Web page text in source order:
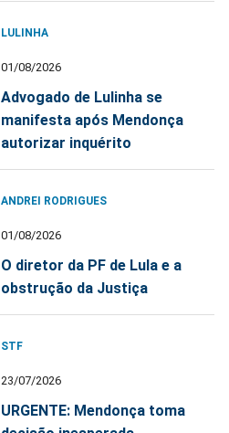
LULINHA
01/08/2026
Advogado de Lulinha se
manifesta após Mendonça
autorizar inquérito
ANDREI RODRIGUES
01/08/2026
O diretor da PF de Lula e a
obstrução da Justiça
STF
23/07/2026
URGENTE: Mendonça toma